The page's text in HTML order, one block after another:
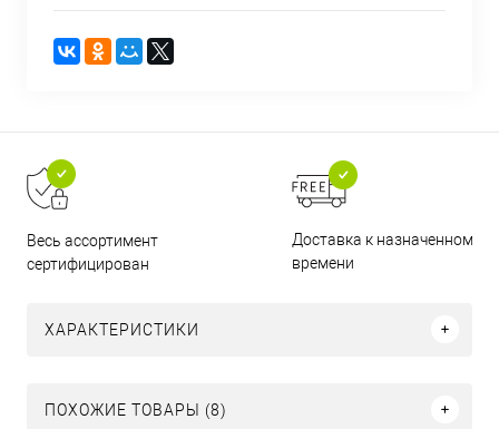
Весь ассортимент
сертифицирован
Доставка к назначенному
времени
ХАРАКТЕРИСТИКИ
ПОХОЖИЕ ТОВАРЫ (8)